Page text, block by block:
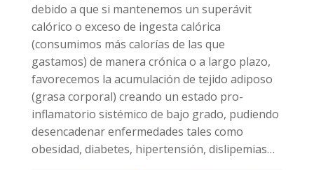
debido a que si mantenemos un superávit
calórico o exceso de ingesta calórica
(consumimos más calorías de las que
gastamos) de manera crónica o a largo plazo,
favorecemos la acumulación de tejido adiposo
(grasa corporal) creando un estado pro-
inflamatorio sistémico de bajo grado, pudiendo
desencadenar enfermedades tales como
obesidad, diabetes, hipertensión, dislipemias…